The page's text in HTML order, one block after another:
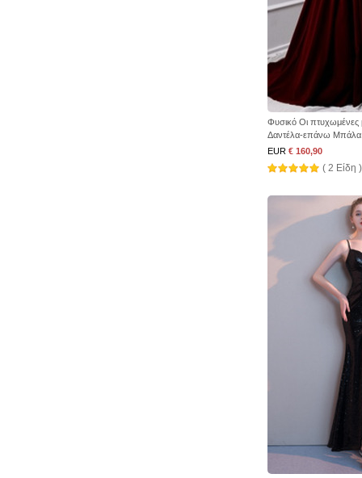
Φυσικό Οι
Δαντέλα-επάνω Μπάλα
EUR € 160,90
( 2 Είδη )